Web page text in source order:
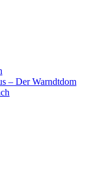
– Der Warndtdom